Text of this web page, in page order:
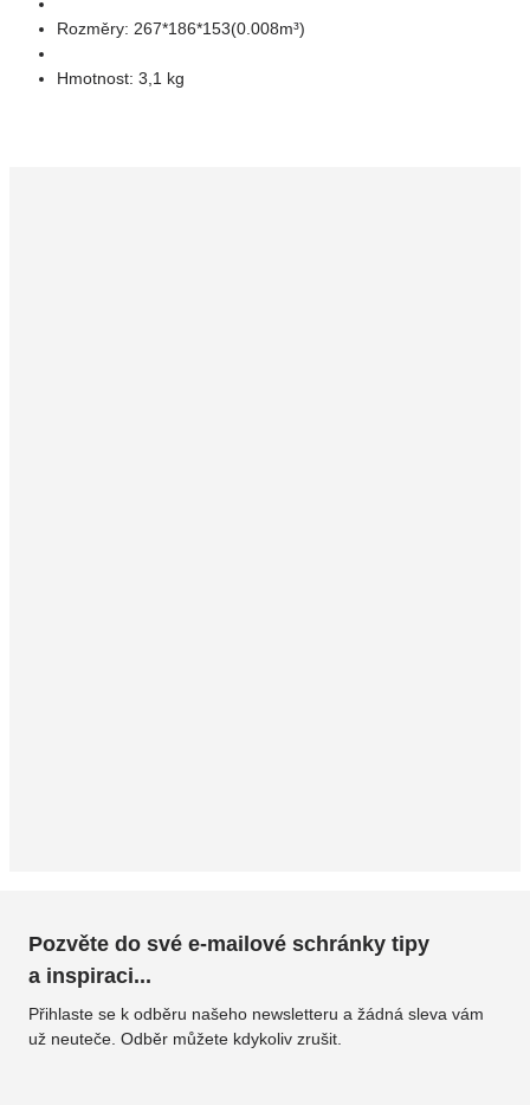
Rozměry: 267*186*153(0.008m³)
Hmotnost: 3,1 kg
Pozvěte do své e-mailové schránky tipy
a inspiraci...
Přihlaste se k odběru našeho newsletteru a žádná sleva vám
už neuteče. Odběr můžete kdykoliv zrušit.